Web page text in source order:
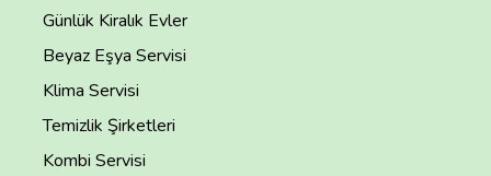
Günlük Kiralık Evler
Beyaz Eşya Servisi
Klima Servisi
Temizlik Şirketleri
Kombi Servisi